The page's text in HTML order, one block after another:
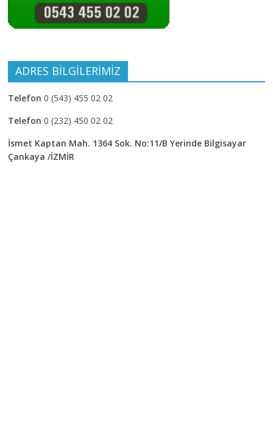
ADRES BİLGİLERİMİZ
Telefon 0 (543) 455 02 02
Telefon 0 (232) 450 02 02
İsmet Kaptan Mah. 1364 Sok. No:11/B Yerinde Bilgisayar
Çankaya /İZMİR